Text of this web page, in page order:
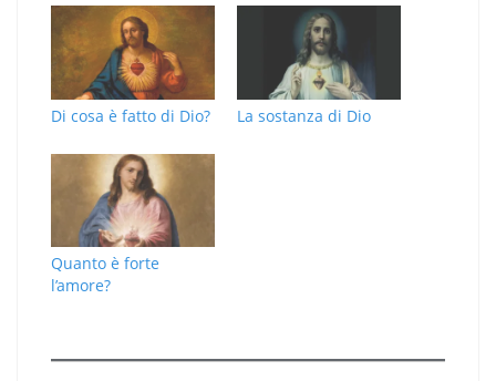
Di cosa è fatto di Dio? La sostanza di Dio
Quanto è forte
l’amore?